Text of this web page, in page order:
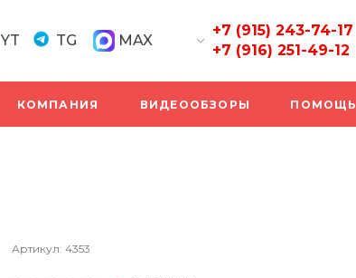
YT TG MAX
+7 (915) 243-74-17
+7 (916) 251-49-12
г. Орехово-Зуево, ул.
Ленина , д.84, ТЦ
КОМПАНИЯ ВИДЕООБЗОРЫ ПОМОЩЬ
Артикул: 4353